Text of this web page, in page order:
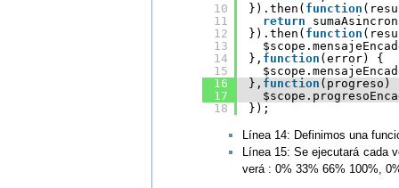
10
11
12
13
14
15
16
17
18
}).then( function
return
}).then( function
}, function (error) {
}, function (progreso)
});
Línea 14: Definimos una
Línea 15: Se ejecutará cada
verá : 0% 33% 66% 100%,